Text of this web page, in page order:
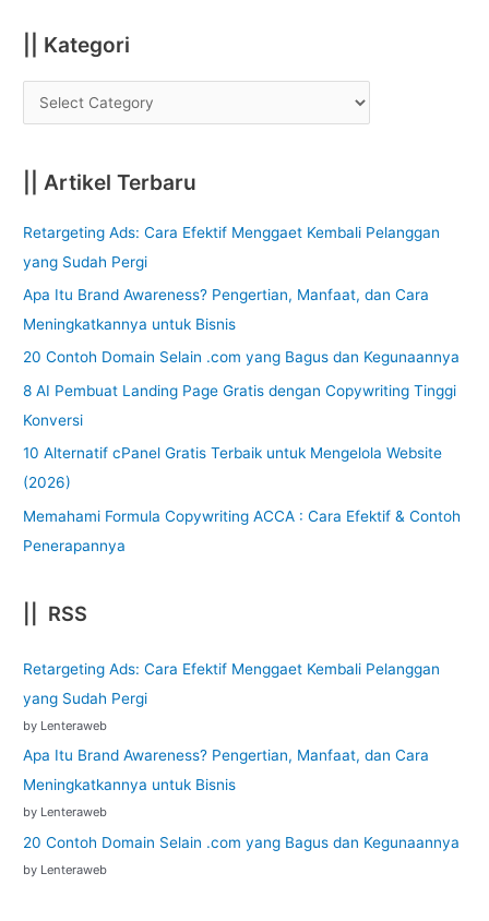
|| Kategori
|| Artikel Terbaru
Retargeting Ads: Cara Efektif Menggaet Kembali Pelanggan
yang Sudah Pergi
Apa Itu Brand Awareness? Pengertian, Manfaat, dan Cara
Meningkatkannya untuk Bisnis
20 Contoh Domain Selain .com yang Bagus dan Kegunaannya
8 AI Pembuat Landing Page Gratis dengan Copywriting Tinggi
Konversi
10 Alternatif cPanel Gratis Terbaik untuk Mengelola Website
(2026)
Memahami Formula Copywriting ACCA : Cara Efektif & Contoh
Penerapannya
|| RSS
Retargeting Ads: Cara Efektif Menggaet Kembali Pelanggan
yang Sudah Pergi
by Lenteraweb
Apa Itu Brand Awareness? Pengertian, Manfaat, dan Cara
Meningkatkannya untuk Bisnis
by Lenteraweb
20 Contoh Domain Selain .com yang Bagus dan Kegunaannya
by Lenteraweb